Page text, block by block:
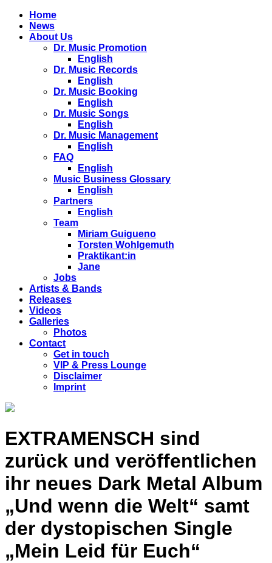
Home
News
About Us
Dr. Music Promotion
English
Dr. Music Records
English
Dr. Music Booking
English
Dr. Music Songs
English
Dr. Music Management
English
FAQ
English
Music Business Glossary
English
Partners
English
Team
Miriam Guigueno
Torsten Wohlgemuth
Praktikant:in
Jane
Jobs
Artists & Bands
Releases
Videos
Galleries
Photos
Contact
Get in touch
VIP & Press Lounge
Disclaimer
Imprint
EXTRAMENSCH sind
zurück und veröffentlichen
ihr neues Dark Metal Album
„Und wenn die Welt“ samt
der dystopischen Single
„Mein Leid für Euch“